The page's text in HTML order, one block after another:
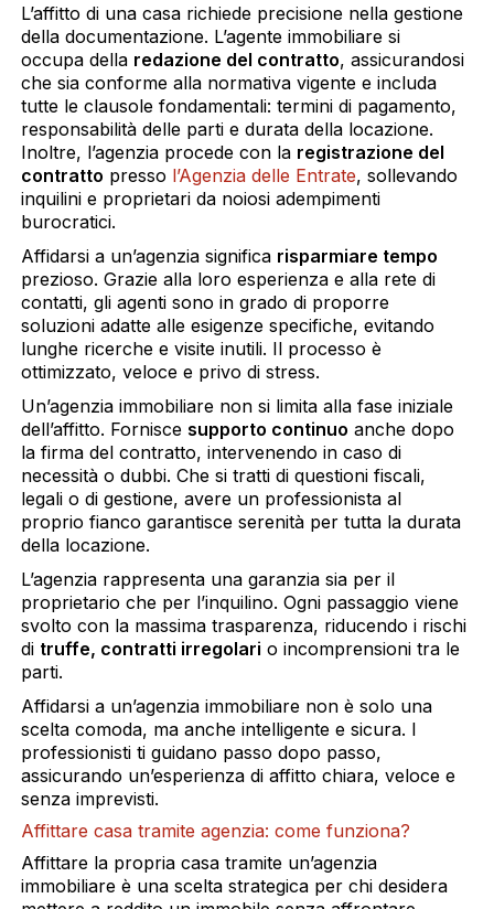
L’affitto di una casa richiede precisione nella gestione
della documentazione. L’agente immobiliare si
occupa della redazione del contratto, assicurandosi
che sia conforme alla normativa vigente e includa
tutte le clausole fondamentali: termini di pagamento,
responsabilità delle parti e durata della locazione.
Inoltre, l’agenzia procede con la registrazione del
contratto presso l’Agenzia delle Entrate, sollevando
inquilini e proprietari da noiosi adempimenti
burocratici.
Affidarsi a un’agenzia significa risparmiare tempo
prezioso. Grazie alla loro esperienza e alla rete di
contatti, gli agenti sono in grado di proporre
soluzioni adatte alle esigenze specifiche, evitando
lunghe ricerche e visite inutili. Il processo è
ottimizzato, veloce e privo di stress.
Un’agenzia immobiliare non si limita alla fase iniziale
dell’affitto. Fornisce supporto continuo anche dopo
la firma del contratto, intervenendo in caso di
necessità o dubbi. Che si tratti di questioni fiscali,
legali o di gestione, avere un professionista al
proprio fianco garantisce serenità per tutta la durata
della locazione.
L’agenzia rappresenta una garanzia sia per il
proprietario che per l’inquilino. Ogni passaggio viene
svolto con la massima trasparenza, riducendo i rischi
di truffe, contratti irregolari o incomprensioni tra le
parti.
Affidarsi a un’agenzia immobiliare non è solo una
scelta comoda, ma anche intelligente e sicura. I
professionisti ti guidano passo dopo passo,
assicurando un’esperienza di affitto chiara, veloce e
senza imprevisti.
Affittare casa tramite agenzia: come funziona?
Affittare la propria casa tramite un’agenzia
immobiliare è una scelta strategica per chi desidera